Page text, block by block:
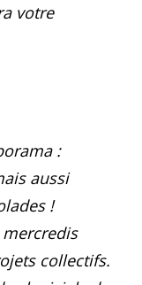
votre
:
aussi
!
collectifs.